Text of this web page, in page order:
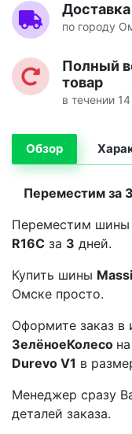
по городу
Полный
товар
в течении
Обзор
Переместим за
Переместим шины
R16C за 3 дней.
Купить шины
Омске просто.
Оформите заказ в
ЗелёноеКолесо
Durevo V1 в
Менеджер сразу
деталей заказа.